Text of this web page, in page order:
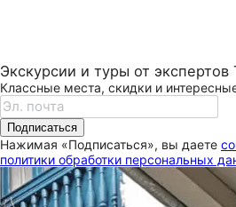
Экскурсии и туры от экспертов
Классные места, скидки и
Подписаться
Нажимая «Подписаться», вы даете
политики обработки персональных